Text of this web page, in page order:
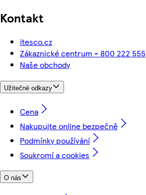
Kontakt
itesco.cz
Zákaznické centrum - 800 222 555
Naše obchody
Užitečné odkazy
Cena
Nakupujte online bezpečně
Podmínky používání
Soukromí a cookies
O nás